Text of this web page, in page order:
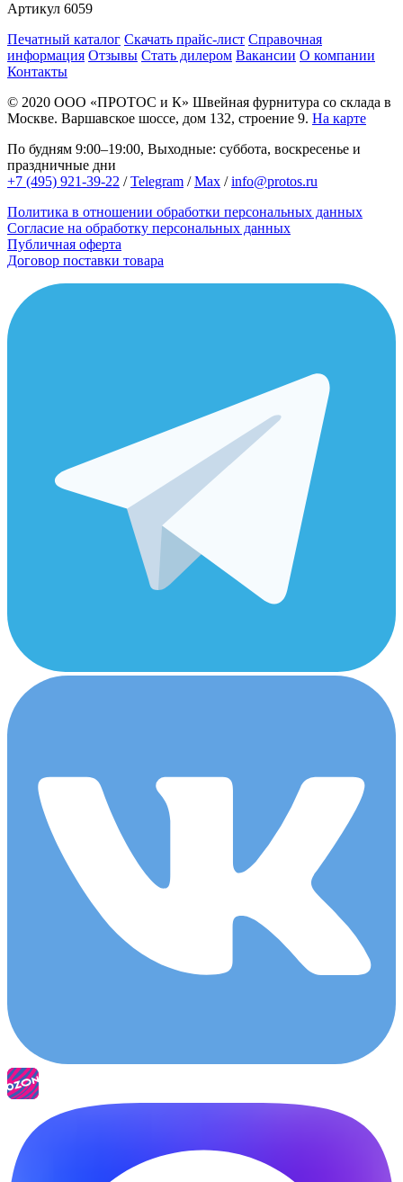
Артикул 6059
Печатный каталог Скачать прайс-лист Справочная
информация Отзывы Стать дилером Вакансии О компании
Контакты
© 2020 ООО «ПРОТОС и К» Швейная фурнитура со склада в
Москве. Варшавское шоссе, дом 132, строение 9. На карте
По будням 9:00–19:00, Выходные: суббота, воскресенье и
праздничные дни
+7 (495) 921-39-22 /Telegram /Max /info@protos.ru
Политика в отношении обработки персональных данных
Согласие на обработку персональных данных
Публичная оферта
Договор поставки товара